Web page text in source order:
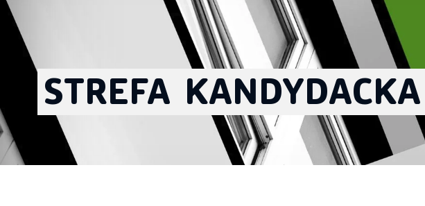
STREFA KANDYDACKA